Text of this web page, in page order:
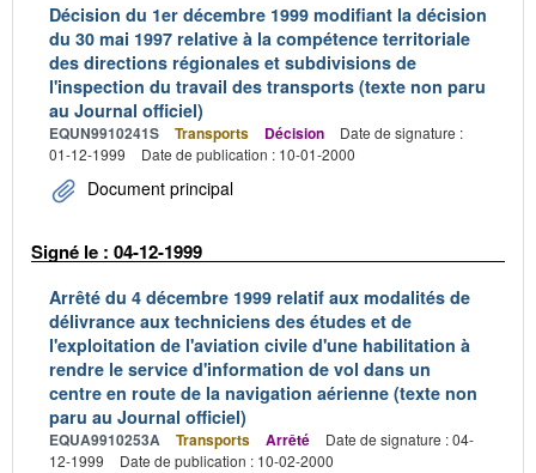
Décision du 1er décembre 1999 modifiant la décision
du 30 mai 1997 relative à la compétence territoriale
des directions régionales et subdivisions de
l'inspection du travail des transports (texte non paru
au Journal officiel)
EQUN9910241S Transports Décision
Date de signature :
01-12-1999
Date de publication : 10-01-2000
Document principal
Signé le : 04-12-1999
Arrêté du 4 décembre 1999 relatif aux modalités de
délivrance aux techniciens des études et de
l'exploitation de l'aviation civile d'une habilitation à
rendre le service d'information de vol dans un
centre en route de la navigation aérienne (texte non
paru au Journal officiel)
EQUA9910253A Transports Arrêté
Date de signature : 04-
12-1999
Date de publication : 10-02-2000